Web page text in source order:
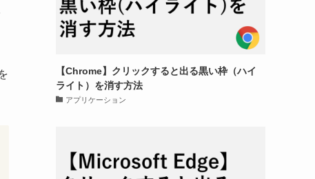
【Chrome】クリックすると出る黒い枠（ハイ
ライト）を消す方法
アプリケーション